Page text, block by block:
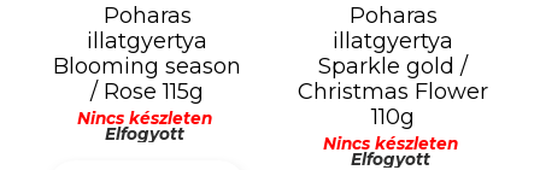
Poharas
illatgyertya
Blooming season
/ Rose 115g
Nincs készleten
Elfogyott
Poharas
illatgyertya
Sparkle gold /
Christmas Flower
110g
Nincs készleten
Elfogyott